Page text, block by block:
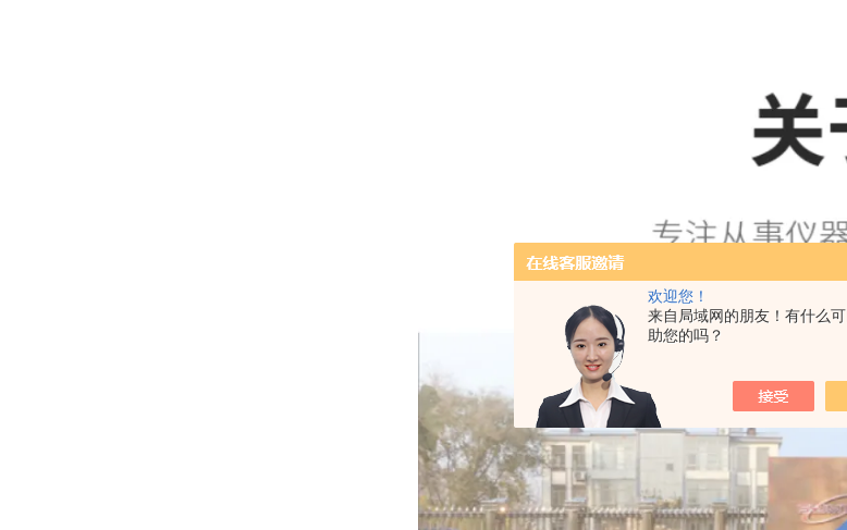
欢迎您！
来自局域网的朋友！有什么
助您的吗？